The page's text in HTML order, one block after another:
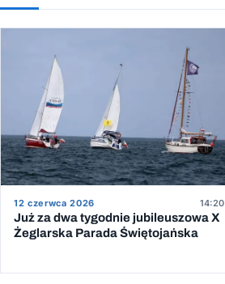
12 czerwca 2026 14:20
Już za dwa tygodnie jubileuszowa X
Żeglarska Parada Świętojańska